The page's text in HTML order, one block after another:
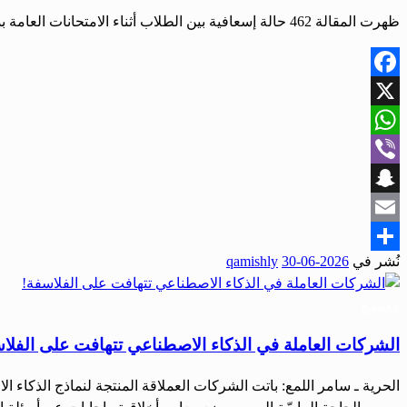
ظهرت المقالة 462 حالة إسعافية بين الطلاب أثناء الامتحانات العامة بدرعا.. 24 منها تطلبت النقل إلى المشافي أولاً على صحيفة الحرية.
Facebook
X
WhatsApp
Viber
Snapchat
Email
Share
نُشر في 2026-06-30
qamishly
الشركات العاملة في الذكاء الاصطناعي تتهافت على